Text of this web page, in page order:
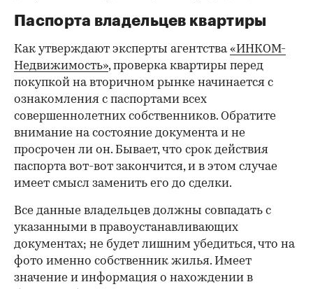
Паспорта владельцев квартиры
Как утверждают эксперты агентства«ИНКОМ-
Недвижимость», проверка квартиры перед
покупкой на вторичном рынке начинается с
ознакомления с паспортами всех
совершеннолетних собственников. Обратите
внимание на состояние документа и не
просрочен ли он. Бывает, что срок действия
паспорта вот-вот закончится, и в этом случае
имеет смысл заменить его до сделки.
Все данные владельцев должны совпадать с
указанными в правоустанавливающих
документах; не будет лишним убедиться, что на
фото именно собственник жилья. Имеет
значение и информация о нахождении в